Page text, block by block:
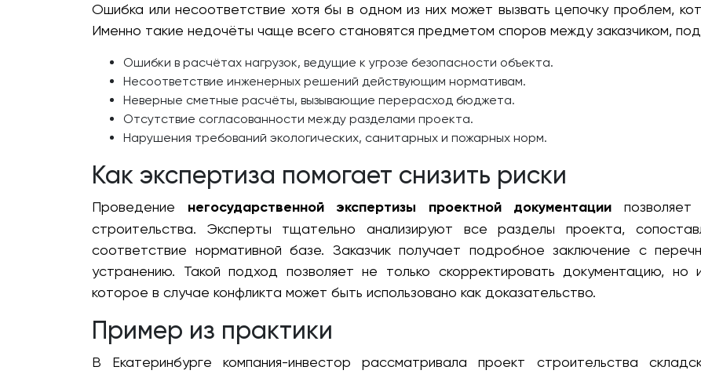
Ошибка или несоответствие хотя бы в одном из них может вызвать цепочку проблем,
Именно такие недочёты чаще всего становятся предметом споров между заказчиком,
Ошибки в расчётах нагрузок, ведущие к угрозе безопасности объекта.
Несоответствие инженерных решений действующим нормативам.
Неверные сметные расчёты, вызывающие перерасход бюджета.
Отсутствие согласованности между разделами проекта.
Нарушения требований экологических, санитарных и пожарных норм.
Как экспертиза помогает снизить риски
Проведение негосударственной экспертизы проектной документации
строительства. Эксперты тщательно анализируют все разделы проекта,
соответствие нормативной базе. Заказчик получает подробное заключение с
устранению. Такой подход позволяет не только скорректировать документацию, но
которое в случае конфликта может быть использовано как доказательство.
Пример из практики
В Екатеринбурге компания-инвестор рассматривала проект строительства